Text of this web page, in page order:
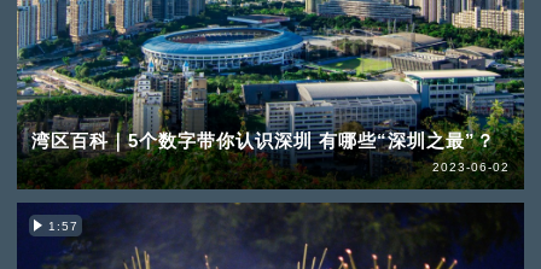
湾区百科｜5个数字带你认识深圳 有哪些“深圳之最”？
2023-06-02
1:57